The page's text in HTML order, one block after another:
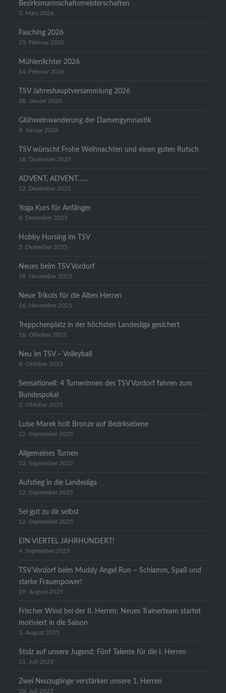
Bezirksmannschaftsmeisterschaften
3. März 2026
Fasching 2026
25. Februar 2026
Mühlenlichter 2026
14. Februar 2026
TSV Jahreshauptversammlung 2026
28. Januar 2026
Glühweinwanderung der Damengymnastik
8. Januar 2026
TSV wünscht Frohe Weihnachten und einen guten Rutsch
18. Dezember 2025
ADVENT, ADVENT……
12. Dezember 2025
Yoga Kurs für Anfänger
8. Dezember 2025
Hobby Horsing im TSV
5. Dezember 2025
Neues beim TSV Vordorf
18. November 2025
Neue Trikots für die Alten Herren
16. November 2025
Treppchenplatz in der höchsten Landesliga gesichert
16. Oktober 2025
Neu im TSV – Volleyball
9. Oktober 2025
Sensationell: 4 Turnerinnen des TSV Vordorf fahren zum
Bundespokal
2. Oktober 2025
Luise Marek holt Bronze auf Bezirksebene
22. September 2025
Allgemeines Turnen
22. September 2025
Aufstieg in die Landesliga
22. September 2025
Sei gut zu dir selbst
12. September 2025
EIN VIERTEL JAHRHUNDERT!
4. September 2025
TSV Vordorf beim Muddy Angel Run – Schlamm, Spaß und
starke Frauenpower!
19. August 2025
Frischer Wind bei der II. Herren: Neues Trainerteam startet
motiviert in die Saison
3. August 2025
Stolz auf unsere Jugend: Fünf Talente für die I. Herren
31. Juli 2025
Zwei Neuzugänge verstärken unsere 1. Herren
30. Juli 2025